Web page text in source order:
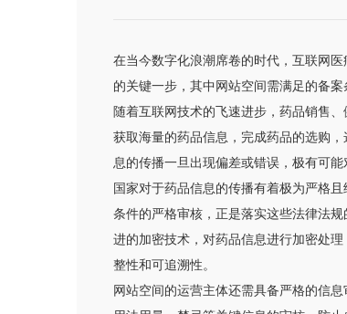
在当今数字化浪潮席卷的时代，互联网
的关键一步，其中网站空间需满足的备
随着互联网技术的飞速进步，药品销售
获取海量的药品信息，完成药品的选购
息的传播一旦出现偏差或错误，极有可
国家对于药品信息的传播有着极为严格
条件的严格审核，正是落实这些法律法
进的加密技术，对药品信息进行加密处
整性和可追溯性。
网站空间的运营主体还需具备严格的信